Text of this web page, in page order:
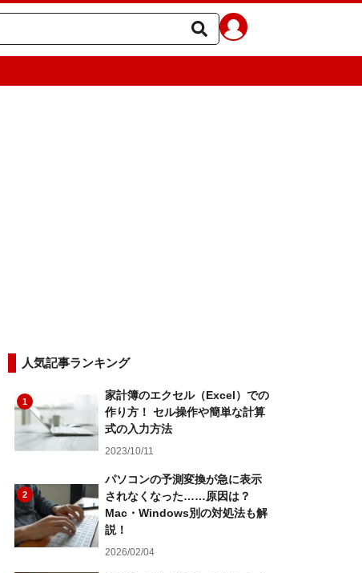
人気記事ランキング
1
家計簿のエクセル（Excel）での
作り方！ セル操作や簡単な計算
式の入力方法
2023/10/11
2
パソコンの予測変換が急に表示
されなくなった……原因は？
Mac・Windows別の対処法も解
説！
2026/02/04